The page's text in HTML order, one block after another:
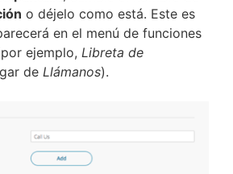
o déjelo como está. Este es
en el menú de funciones
ejemplo, Libreta de
de Llámanos).